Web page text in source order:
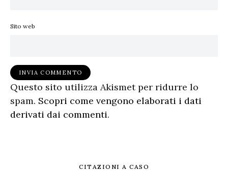
Sito web
Questo sito utilizza Akismet per ridurre lo
spam. Scopri come vengono elaborati i dati
derivati dai commenti.
CITAZIONI A CASO